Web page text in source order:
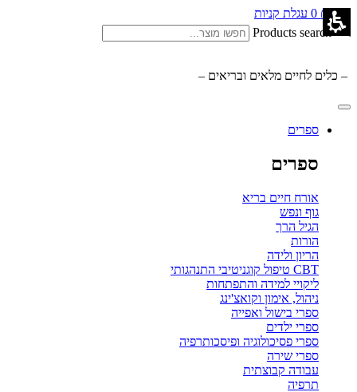
₪ 0.00
0 עגלת קניות
Products search
– כלים לחיים מלאים ובריאים –
ספרים
ספרים
אורח חיים בריא
גוף ונפש
הגיל הרך
הורות
הריון ולידה
CBT טיפול קוגניטיבי התנהגותי
ליקויי למידה והתפתחות
ניהול, אימון וקואצ'ינג
ספרי בישול ואפייה
ספרי ילדים
ספרי פסיכולוגיה ופיסכותרפיה
ספרי שירה
עבודה קבוצתית
תרפיה